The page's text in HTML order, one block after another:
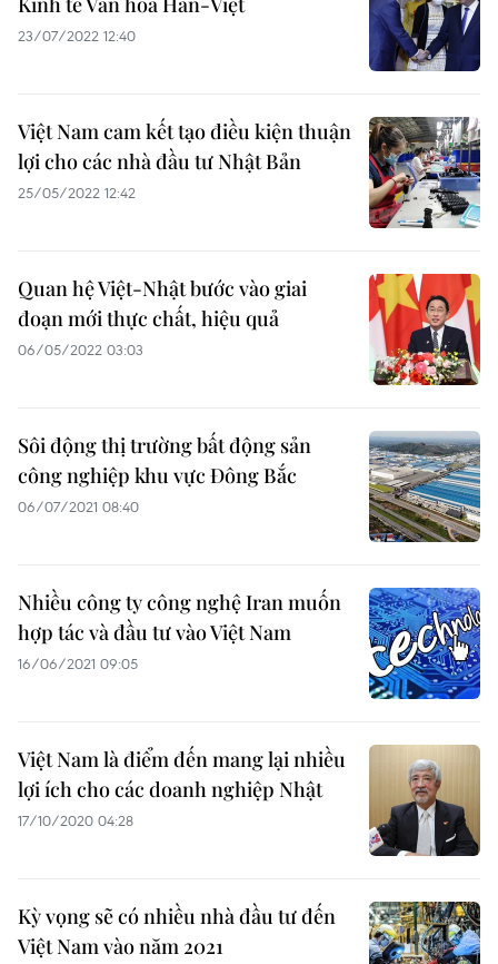
23/07/2022 12:40
Việt Nam cam kết tạo điều kiện thuận
lợi cho các nhà đầu tư Nhật Bản
25/05/2022 12:42
Quan hệ Việt-Nhật bước vào giai
đoạn mới thực chất, hiệu quả
06/05/2022 03:03
Sôi động thị trường bất động sản
công nghiệp khu vực Đông Bắc
06/07/2021 08:40
Nhiều công ty công nghệ Iran muốn
hợp tác và đầu tư vào Việt Nam
16/06/2021 09:05
Việt Nam là điểm đến mang lại nhiều
lợi ích cho các doanh nghiệp Nhật
17/10/2020 04:28
Kỳ vọng sẽ có nhiều nhà đầu tư đến
Việt Nam vào năm 2021